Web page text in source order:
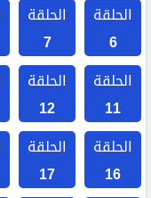
الحلقة
6
الحلقة
7
الحلقة
11
الحلقة
12
الحلقة
16
الحلقة
17